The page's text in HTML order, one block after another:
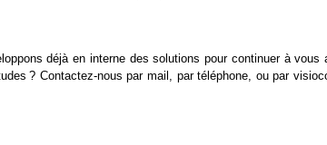
déjà en interne des solutions pour continuer à vous
? Contactez-nous par mail, par téléphone, ou par